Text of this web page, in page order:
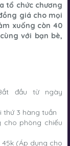
tổ chức chương
giá cho mọi
xuống còn 40
với bạn bè,
đầu từ ngày
thứ 3 hàng tuần
cho phòng chiếu
45k (Áp dụng cho